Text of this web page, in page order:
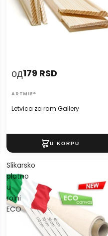
Letvica za ram Gallery
од179 RSD
ARTMIE®
Slikarsko
platno
u
rolni
ECO